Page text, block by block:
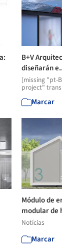
B+V
diseñarán
[missing "pt-
project"
Marcar
Módulo de
modular de
Notícias
Marcar